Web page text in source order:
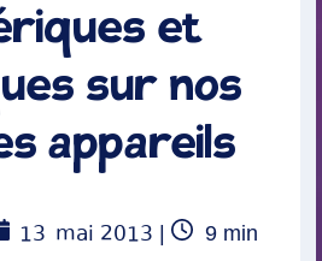
et
sur nos
appareils
13 mai 2013
Temps
9min